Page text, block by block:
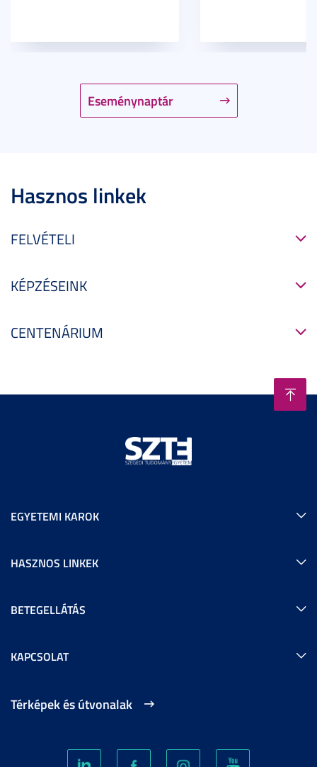
Eseménynaptár
Hasznos linkek
FELVÉTELI
KÉPZÉSEINK
CENTENÁRIUM
EGYETEMI KAROK
HASZNOS LINKEK
BETEGELLÁTÁS
KAPCSOLAT
Térképek és útvonalak